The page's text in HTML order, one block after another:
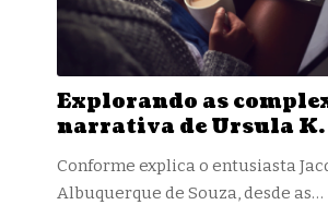
Explorando as
narrativa de Ursula K.
Conforme explica o entusiasta
Albuquerque de Souza, desde as…